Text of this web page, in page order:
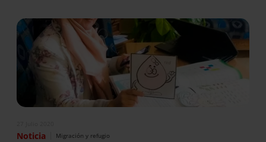
Noticia Migración y refugio